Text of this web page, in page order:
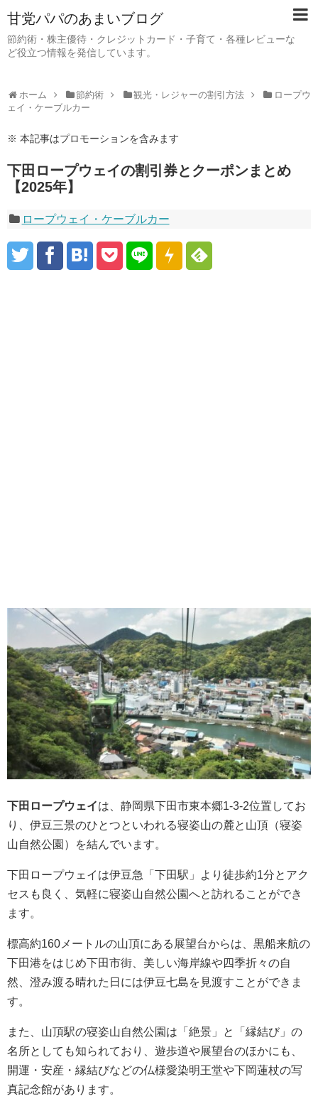
甘党パパのあまいブログ
節約術・株主優待・クレジットカード・子育て・各種レビューな
ど役立つ情報を発信しています。
ホーム 節約術 観光・レジャーの割引方法
ロープウ
ェイ・ケーブルカー
※ 本記事はプロモーションを含みます
下田ロープウェイの割引券とクーポンまとめ
【2025年】
ロープウェイ・ケーブルカー
下田ロープウェイは、静岡県下田市東本郷1-3-2位置してお
り、伊豆三景のひとつといわれる寝姿山の麓と山頂（寝姿
山自然公園）を結んでいます。
下田ロープウェイは伊豆急「下田駅」より徒歩約1分とアク
セスも良く、気軽に寝姿山自然公園へと訪れることができ
ます。
標高約160メートルの山頂にある展望台からは、黒船来航の
下田港をはじめ下田市街、美しい海岸線や四季折々の自
然、澄み渡る晴れた日には伊豆七島を見渡すことができま
す。
また、山頂駅の寝姿山自然公園は「絶景」と「縁結び」の
名所としても知られており、遊歩道や展望台のほかにも、
開運・安産・縁結びなどの仏様愛染明王堂や下岡蓮杖の写
真記念館があります。